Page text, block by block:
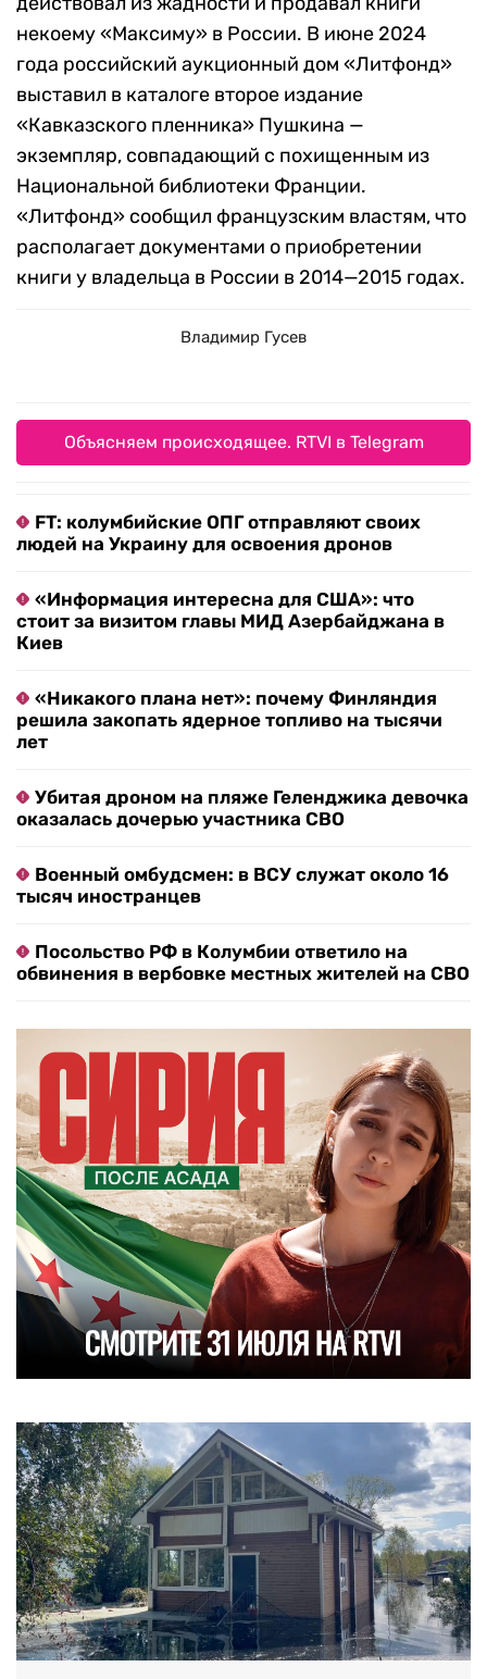
некоему «Максиму» в России. В июне 2024
года российский аукционный дом «Литфонд»
выставил в каталоге второе издание
«Кавказского пленника» Пушкина —
экземпляр, совпадающий с похищенным из
Национальной библиотеки Франции.
«Литфонд» сообщил французским властям, что
располагает документами о приобретении
книги у владельца в России в 2014—2015 годах.
Владимир Гусев
Объясняем происходящее. RTVI в Telegram
FT: колумбийские ОПГ отправляют своих
людей на Украину для освоения дронов
«Информация интересна для США»: что
стоит за визитом главы МИД Азербайджана в
Киев
«Никакого плана нет»: почему Финляндия
решила закопать ядерное топливо на тысячи
лет
Убитая дроном на пляже Геленджика девочка
оказалась дочерью участника СВО
Военный омбудсмен: в ВСУ служат около 16
тысяч иностранцев
Посольство РФ в Колумбии ответило на
обвинения в вербовке местных жителей на СВО